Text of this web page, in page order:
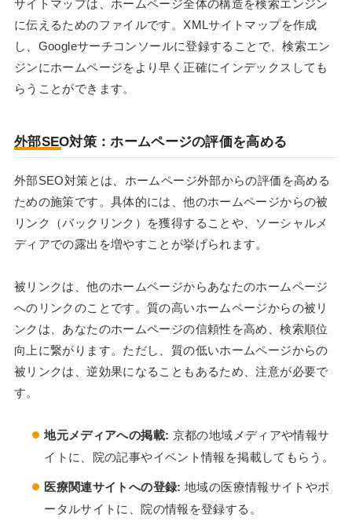
サイトマップは、ホームページ全体の構造を検索エンジン
に伝えるためのファイルです。XMLサイトマップを作成
し、Googleサーチコンソールに登録することで、検索エン
ジンにホームページをより早く正確にインデックスしても
らうことができます。
外部SEO対策：ホームページの評価を高める
外部SEO対策とは、ホームページ外部からの評価を高める
ための施策です。具体的には、他のホームページからの被
リンク（バックリンク）を獲得することや、ソーシャルメ
ディアでの露出を増やすことが挙げられます。
被リンクは、他のホームページからあなたのホームページ
へのリンクのことです。質の高いホームページからの被リ
ンクは、あなたのホームページの信頼性を高め、検索順位
向上に繋がります。ただし、質の低いホームページからの
被リンクは、逆効果になることもあるため、注意が必要で
す。
地元メディアへの掲載: 京都の地域メディアや情報サ
イトに、院の記事やイベント情報を掲載してもらう。
医療関連サイトへの登録: 地域の医療情報サイトやポ
ータルサイトに、院の情報を登録する。